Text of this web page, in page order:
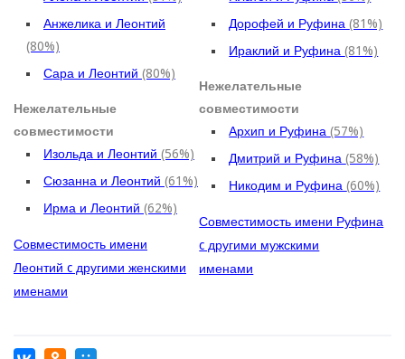
Анжелика и Леонтий
(80%)
Сара и Леонтий (80%)
Нежелательные
совместимости
Изольда и Леонтий (56%)
Сюзанна и Леонтий (61%)
Ирма и Леонтий (62%)
Совместимость имени
Леонтий c другими женскими
именами
Дорофей и Руфина(81%)
Ираклий и Руфина(81%)
Нежелательные
совместимости
Архип и Руфина(57%)
Дмитрий и Руфина(58%)
Никодим и Руфина(60%)
Совместимость имени Руфина
c другими мужскими
именами